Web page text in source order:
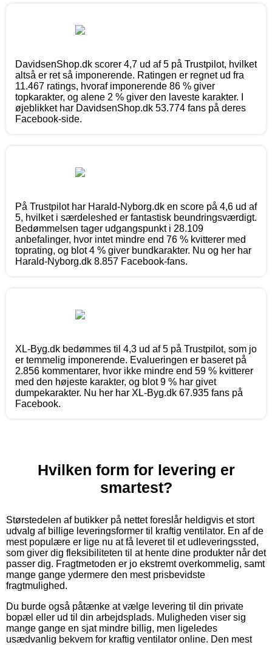
DavidsenShop.dk scorer 4,7 ud af 5 på Trustpilot, hvilket
altså er ret så imponerende. Ratingen er regnet ud fra
11.467 ratings, hvoraf imponerende 86 % giver
topkarakter, og alene 2 % giver den laveste karakter. I
øjeblikket har DavidsenShop.dk 53.774 fans på deres
Facebook-side.
På Trustpilot har Harald-Nyborg.dk en score på 4,6 ud af
5, hvilket i særdeleshed er fantastisk beundringsværdigt.
Bedømmelsen tager udgangspunkt i 28.109
anbefalinger, hvor intet mindre end 76 % kvitterer med
toprating, og blot 4 % giver bundkarakter. Nu og her har
Harald-Nyborg.dk 8.857 Facebook-fans.
XL-Byg.dk bedømmes til 4,3 ud af 5 på Trustpilot, som jo
er temmelig imponerende. Evalueringen er baseret på
2.856 kommentarer, hvor ikke mindre end 59 % kvitterer
med den højeste karakter, og blot 9 % har givet
dumpekarakter. Nu her har XL-Byg.dk 67.935 fans på
Facebook.
Hvilken form for levering er
smartest?
Størstedelen af butikker på nettet foreslår heldigvis et stort
udvalg af billige leveringsformer til kraftig ventilator. En af de
mest populære er lige nu at få leveret til et udleveringssted,
som giver dig fleksibiliteten til at hente dine produkter når det
passer dig. Fragtmetoden er jo ekstremt overkommelig, samt
mange gange ydermere den mest prisbevidste
fragtmulighed.
Du burde også påtænke at vælge levering til din private
bopæl eller ud til din arbejdsplads. Muligheden viser sig
mange gange en sjat mindre billig, men ligeledes
usædvanlig bekvem for kraftig ventilator online. Den mest